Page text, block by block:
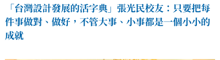
「台灣設計發展的活字典」張光民校友：只要把每
件事做對、做好，不管大事、小事都是一個小小的
成就